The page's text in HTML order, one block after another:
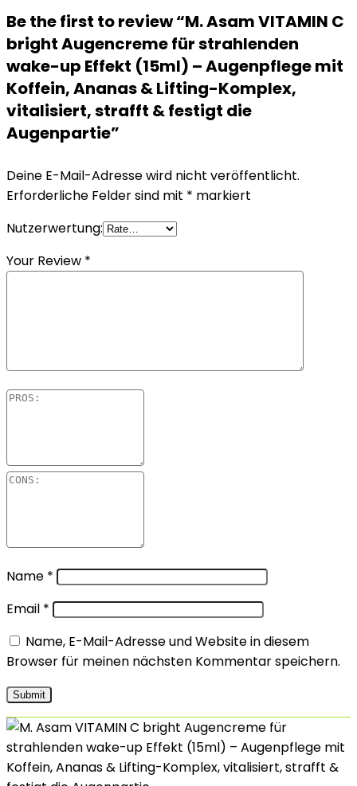
Be the first to review “M. Asam VITAMIN C
bright Augencreme für strahlenden
wake-up Effekt (15ml) – Augenpflege mit
Koffein, Ananas & Lifting-Komplex,
vitalisiert, strafft & festigt die
Augenpartie”
Deine E-Mail-Adresse wird nicht veröffentlicht.
Erforderliche Felder sind mit * markiert
Nutzerwertung:
Your Review *
Name *
Email *
Name, E-Mail-Adresse und Website in diesem
Browser für meinen nächsten Kommentar speichern.